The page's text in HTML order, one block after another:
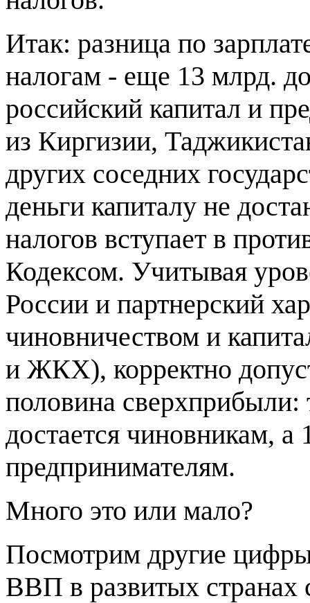
Итак: разница по
налогам - еще 13 млрд.
российский капитал и
из Киргизии,
других соседних
деньги капиталу не
налогов вступает в
Кодексом. Учитывая
России и партнерский
чиновничеством и
и ЖКХ), корректно
половина сверхприбыли:
достается чиновникам, а
предпринимателям.
Много это или мало?
Посмотрим другие
ВВП в развитых странах